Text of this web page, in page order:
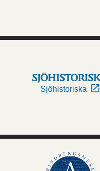
Sjöhistoriska